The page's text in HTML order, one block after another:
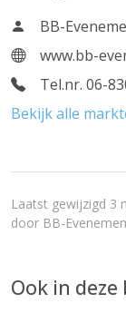
BB-
www.bb-
Tel.nr. 06-
Bekijk alle
Laatst gewijzigd 3
door BB-
Ook in